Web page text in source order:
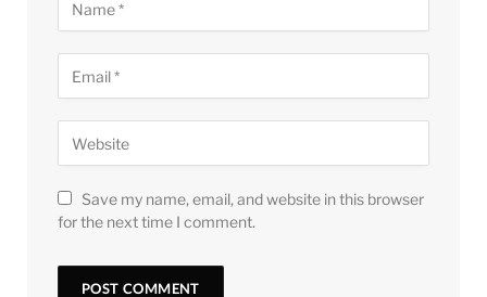
Save my name, email, and website in this browser
for the next time I comment.